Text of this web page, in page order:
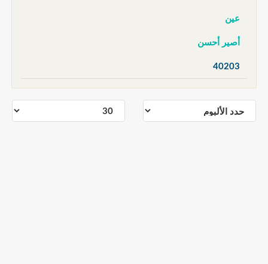
عين
أصير أحسن
40203